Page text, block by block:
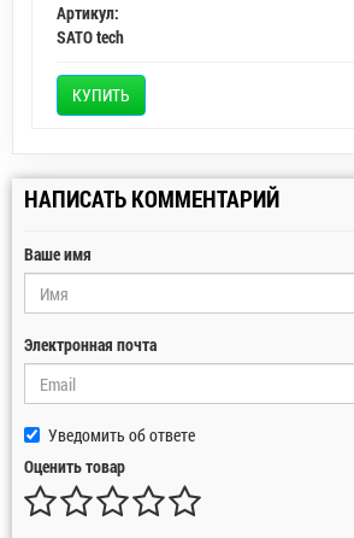
Артикул:
SATO tech
КУПИТЬ
НАПИСАТЬ КОММЕНТАРИЙ
Ваше имя
Электронная почта
Уведомить об ответе
Оценить товар